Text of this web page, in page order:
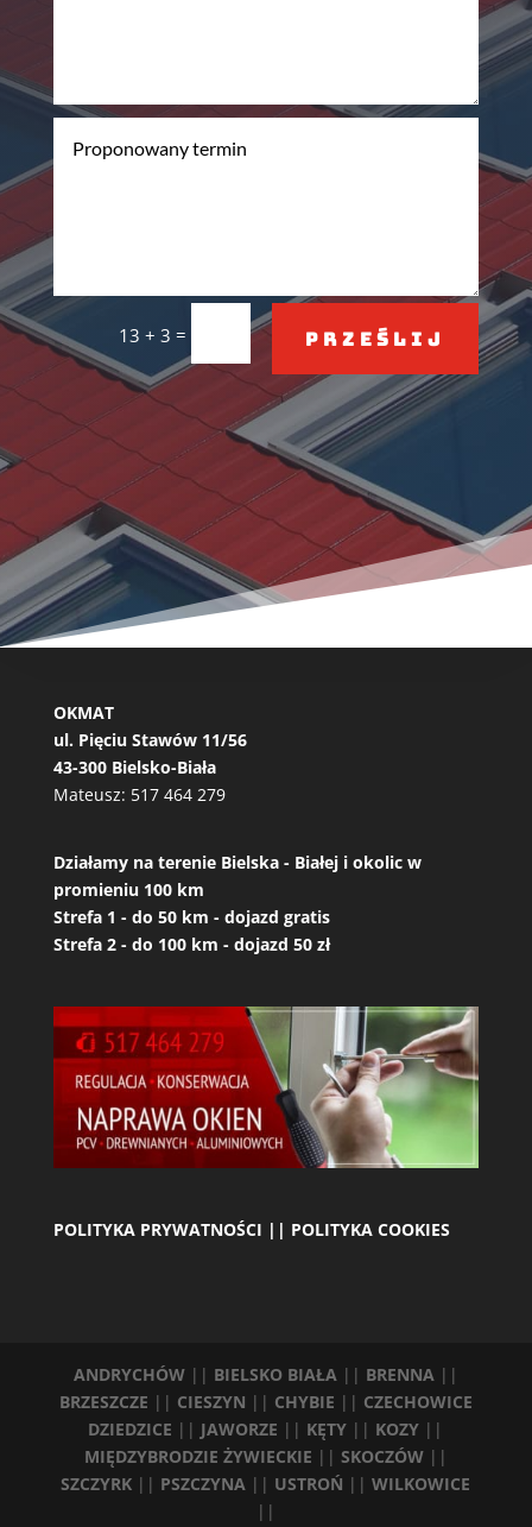
13 + 3 = Prześlij
OKMAT
ul. Pięciu Stawów 11/56
43-300 Bielsko-Biała
Mateusz: 517 464 279
Działamy na terenie Bielska - Białej i okolic w
promieniu 100 km
Strefa 1 - do 50 km - dojazd gratis
Strefa 2 - do 100 km - dojazd 50 zł
POLITYKA PRYWATNOŚCI || POLITYKA COOKIES
ANDRYCHÓW|| BIELSKO BIAŁA || BRENNA||
BRZESZCZE || CIESZYN || CHYBIE || CZECHOWICE
DZIEDZICE || JAWORZE || KĘTY || KOZY ||
MIĘDZYBRODZIE ŻYWIECKIE || SKOCZÓW ||
SZCZYRK || PSZCZYNA || USTROŃ ||WILKOWICE
||